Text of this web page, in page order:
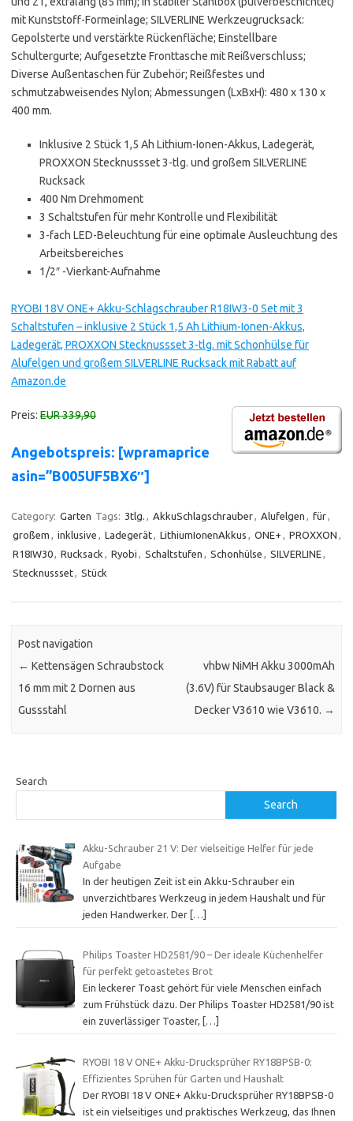
mit Kunststoff-Formeinlage; SILVERLINE Werkzeugrucksack:
Gepolsterte und verstärkte Rückenfläche; Einstellbare
Schultergurte; Aufgesetzte Fronttasche mit Reißverschluss;
Diverse Außentaschen für Zubehör; Reißfestes und
schmutzabweisendes Nylon; Abmessungen (LxBxH): 480 x 130 x
400 mm.
Inklusive 2 Stück 1,5 Ah Lithium-Ionen-Akkus, Ladegerät,
PROXXON Stecknussset 3-tlg. und großem SILVERLINE
Rucksack
400 Nm Drehmoment
3 Schaltstufen für mehr Kontrolle und Flexibilität
3-fach LED-Beleuchtung für eine optimale Ausleuchtung des
Arbeitsbereiches
1/2″ -Vierkant-Aufnahme
RYOBI 18V ONE+ Akku-Schlagschrauber R18IW3-0 Set mit 3
Schaltstufen – inklusive 2 Stück 1,5 Ah Lithium-Ionen-Akkus,
Ladegerät, PROXXON Stecknussset 3-tlg. mit Schonhülse für
Alufelgen und großem SILVERLINE Rucksack mit Rabatt auf
Amazon.de
Preis: EUR 339,90
Angebotspreis: [wpramaprice
asin=”B005UF5BX6″]
Category: Garten Tags: 3tlg. , AkkuSchlagschrauber, Alufelgen , für,
großem , inklusive , Ladegerät, LithiumIonenAkkus , ONE+ , PROXXON ,
R18IW30, Rucksack , Ryobi , Schaltstufen , Schonhülse , SILVERLINE,
Stecknussset, Stück
Post navigation
← Kettensägen Schraubstock
16 mm mit 2 Dornen aus
Gussstahl
vhbw NiMH Akku 3000mAh
(3.6V) für Staubsauger Black &
Decker V3610 wie V3610. →
Search
Search
Akku-Schrauber 21 V: Der vielseitige Helfer für jede
Aufgabe
In der heutigen Zeit ist ein Akku-Schrauber ein
unverzichtbares Werkzeug in jedem Haushalt und für
jeden Handwerker. Der […]
Philips Toaster HD2581/90 – Der ideale Küchenhelfer
für perfekt getoastetes Brot
Ein leckerer Toast gehört für viele Menschen einfach
zum Frühstück dazu. Der Philips Toaster HD2581/90 ist
ein zuverlässiger Toaster,
[…]
RYOBI 18 V ONE+ Akku-Drucksprüher RY18BPSB-0:
Effizientes Sprühen für Garten und Haushalt
Der RYOBI 18 V ONE+ Akku-Drucksprüher RY18BPSB-0
ist ein vielseitiges und praktisches Werkzeug, das Ihnen